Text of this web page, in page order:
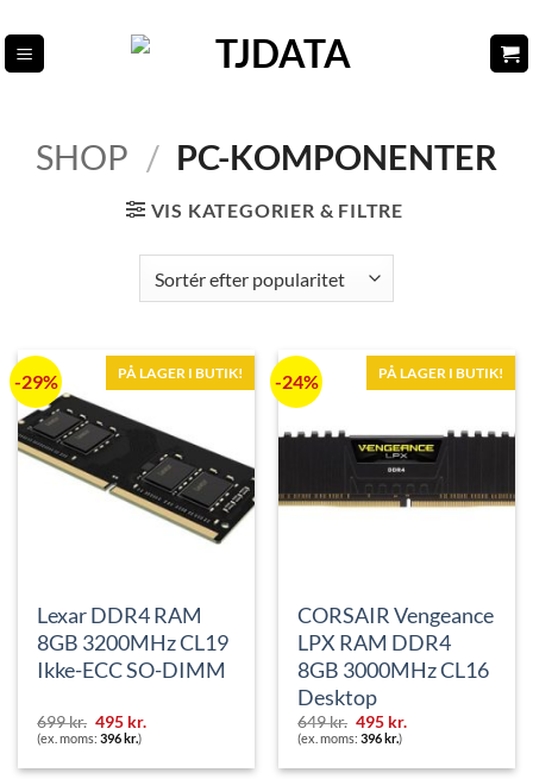
til
indhold
SHOP / PC-KOMPONENTER
VIS KATEGORIER & FILTRE
-29% PÅ LAGER I BUTIK!
Lexar DDR4 RAM
8GB 3200MHz CL19
Ikke-ECC SO-DIMM
699kr. Den
oprindelige
var:
495 kr.Den
er:
(ex. moms:396 kr.)
-24% PÅ LAGER I BUTIK!
CORSAIR Vengeance
LPX RAM DDR4
8GB 3000MHz CL16
Desktop
649kr. Den
oprindelige
var:
495 kr.Den
er:
(ex. moms:396 kr.)